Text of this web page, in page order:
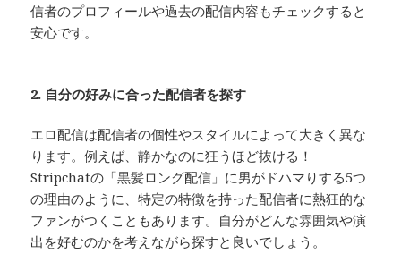
信者のプロフィールや過去の配信内容もチェックすると
安心です。
2. 自分の好みに合った配信者を探す
エロ配信は配信者の個性やスタイルによって大きく異な
ります。例えば、静かなのに狂うほど抜ける！
Stripchatの「黒髪ロング配信」に男がドハマりする5つ
の理由のように、特定の特徴を持った配信者に熱狂的な
ファンがつくこともあります。自分がどんな雰囲気や演
出を好むのかを考えながら探すと良いでしょう。